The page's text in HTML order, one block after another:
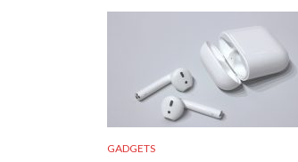
GADGETS